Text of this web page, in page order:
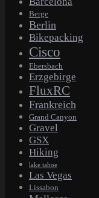
Berge
Berlin
Bikepacking
Cisco
Ebersbach
Erzgebirge
FluxRC
Frankreich
Grand Canyon
Gravel
GSX
Hiking
lake tahoe
Las Vegas
Lissabon